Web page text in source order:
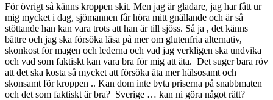
För övrigt så känns kroppen skit. Men jag är gladare, jag har fått ur
mig mycket i dag, sjömannen får höra mitt gnällande och är så
stöttande han kan vara trots att han är till sjöss. Så ja , det känns
bättre och jag ska försöka läsa på mer om glutenfria alternativ,
skonkost för magen och lederna och vad jag verkligen ska undvika
och vad som faktiskt kan vara bra för mig att äta. Det suger bara röv
att det ska kosta så mycket att försöka äta mer hälsosamt och
skonsamt för kroppen .. Kan dom inte byta priserna på snabbmaten
och det som faktiskt är bra? Sverige … kan ni göra något rätt?